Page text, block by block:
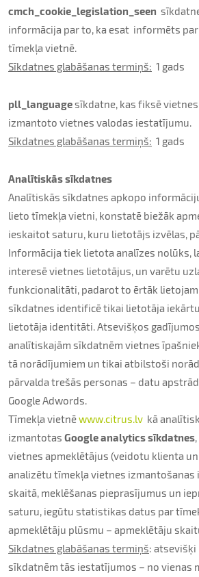
cmch_cookie_legislation_seen
informācija par to, ka esat informēts
tīmekļa vietnē.
Sīkdatnes glabāšanas termiņš: 1 gads
pll_languagesīkdatne, kas fiksē
izmantoto vietnes valodas iestatījumu.
Sīkdatnes glabāšanas termiņš: 1 gads
Analītiskās sīkdatnes
Analītiskās sīkdatnes apkopo
lieto tīmekļa vietni, konstatē biežāk
ieskaitot saturu, kuru lietotājs izvēlas,
Informācija tiek lietota analīzes nolūks,
interesē vietnes lietotājus, un varētu
funkcionalitāti, padarot to ērtāk
sīkdatnes identificē tikai lietotāja
lietotāja identitāti. Atsevišķos
analītiskajām sīkdatnēm vietnes
tā norādījumiem un tikai atbilstoši
pārvalda trešās personas – datu
Google Adwords.
Tīmekļa vietnēwww.citrus.lv kā
izmantotas Google analytics sīkdatnes
vietnes apmeklētājus (veidotu klienta
analizētu tīmekļa vietnes izmantošanas
skaitā, meklēšanas pieprasījumus un
saturu, iegūtu statistikas datus par
apmeklētāju plūsmu – apmeklētāju
Sīkdatnes glabāšanas termiņš:
sīkdatnēm tās iestatījumos – no vienas